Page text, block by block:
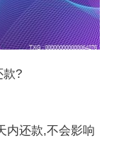
款?
内还款,不会影响